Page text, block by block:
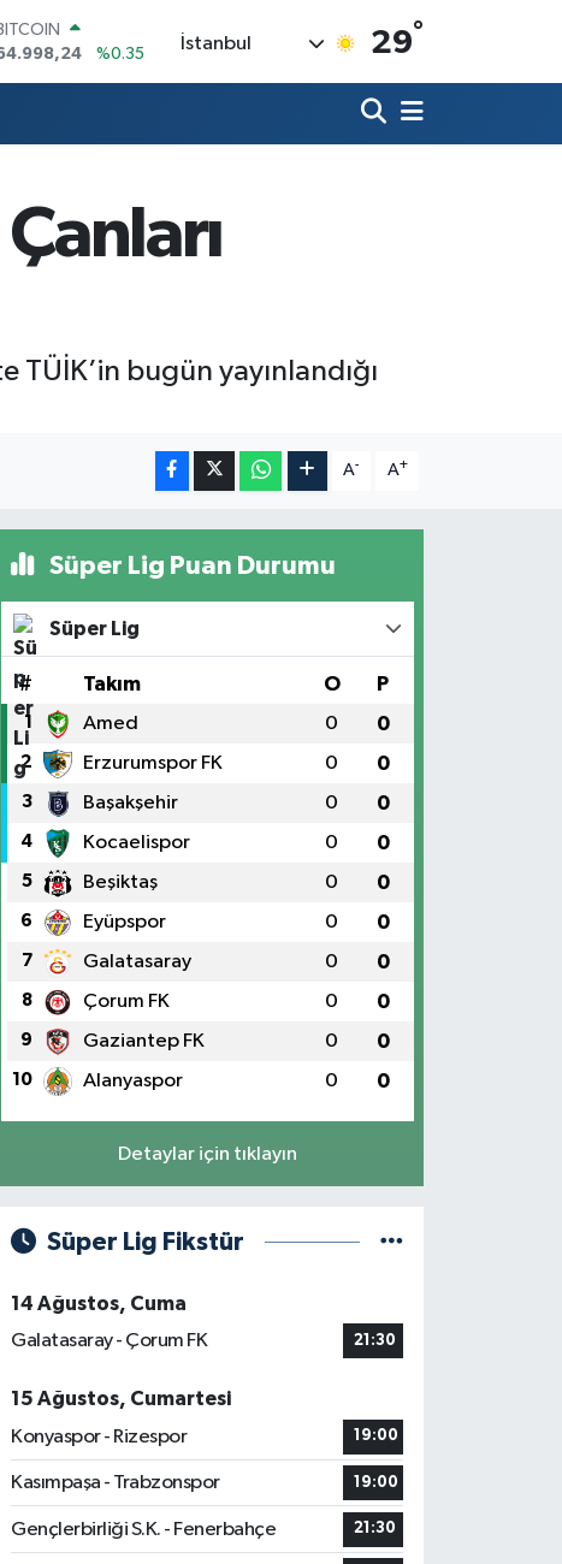
%0.35
%0.32
ALTIN
BİST100
İstanbul 29°
TÜİK’in bugün yayınlandığı
A- A+
Süper Lig Puan Durumu
Süper Lig
# Takım O P
1 Amed 0 0
2 Erzurumspor FK 0 0
3 Başakşehir 0 0
4 Kocaelispor 0 0
5 Beşiktaş 0 0
6 Eyüpspor 0 0
7 Galatasaray 0 0
8 Çorum FK 0 0
9 Gaziantep FK 0 0
10 Alanyaspor 0 0
Detaylar için tıklayın
Süper Lig Fikstür
14 Ağustos, Cuma
Galatasaray - Çorum FK
21:30
15 Ağustos, Cumartesi
Konyaspor - Rizespor
19:00
Kasımpaşa - Trabzonspor 19:00
Gençlerbirliği S.K. - Fenerbahçe 21:30